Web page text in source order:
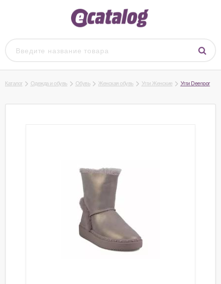
Каталог Одежда и обувь Обувь Женская обувь Угги Женские Угги Deenoor